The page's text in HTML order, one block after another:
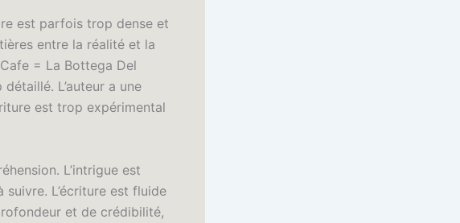
est parfois trop dense et
entre la réalité et la
= La Bottega Del
L’auteur a une
est trop expérimental
L’intrigue est
L’écriture est fluide
et de crédibilité,